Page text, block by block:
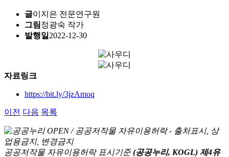
글이지은 전문연구원
그림정광숙 작가
발행일 2022-12-30
자료링크
https://bit.ly/3jzAmoq
이전 다음 목록
공공저작물 자유이용허락 표시기준 (공공누리, KOGL) 제4유